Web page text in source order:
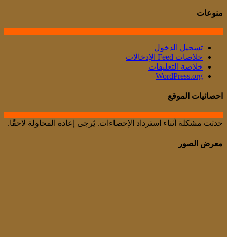
منوعات
تسجيل الدخول
خلاصات Feed الإدخالات
خلاصة التعليقات
WordPress.org
احصائيات الموقع
حدثت مشكلة أثناء استرداد الإحصاءات. يُرجى إعادة المحاولة لاحقًا.
معرض الصور